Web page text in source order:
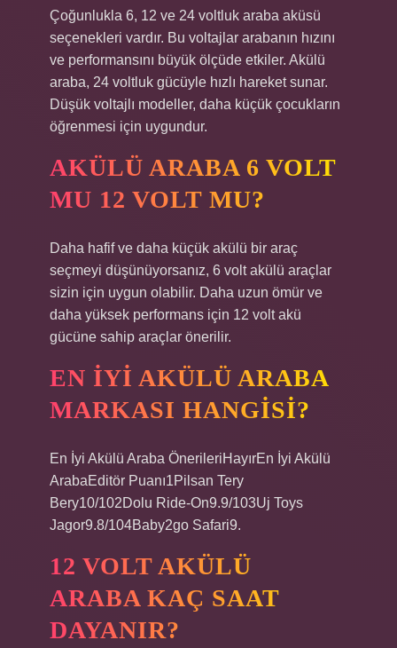
Çoğunlukla 6, 12 ve 24 voltluk araba aküsü
seçenekleri vardır. Bu voltajlar arabanın hızını
ve performansını büyük ölçüde etkiler. Akülü
araba, 24 voltluk gücüyle hızlı hareket sunar.
Düşük voltajlı modeller, daha küçük çocukların
öğrenmesi için uygundur.
AKÜLÜ ARABA 6 VOLT
MU 12 VOLT MU?
Daha hafif ve daha küçük akülü bir araç
seçmeyi düşünüyorsanız, 6 volt akülü araçlar
sizin için uygun olabilir. Daha uzun ömür ve
daha yüksek performans için 12 volt akü
gücüne sahip araçlar önerilir.
EN IYI AKÜLÜ ARABA
MARKASI HANGISI?
En İyi Akülü Araba ÖnerileriHayırEn İyi Akülü
ArabaEditör Puanı1Pilsan Tery
Bery10/102Dolu Ride-On9.9/103Uj Toys
Jagor9.8/104Baby2go Safari9.
12 VOLT AKÜLÜ
ARABA KAÇ SAAT
DAYANIR?